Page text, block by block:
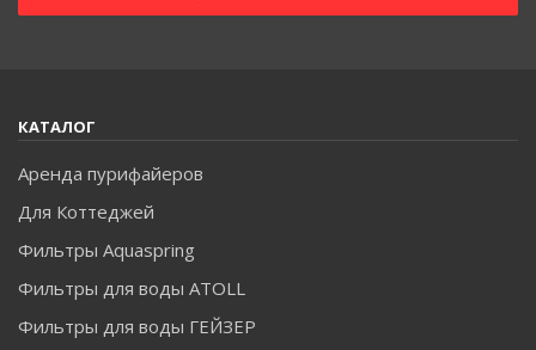
КАТАЛОГ
Аренда пурифайеров
Для Коттеджей
Фильтры Aquaspring
Фильтры для воды ATOLL
Фильтры для воды ГЕЙЗЕР